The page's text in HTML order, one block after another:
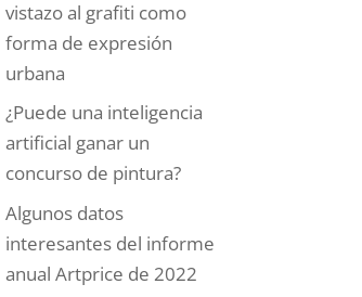
vistazo al grafiti como
forma de expresión
urbana
¿Puede una inteligencia
artificial ganar un
concurso de pintura?
Algunos datos
interesantes del informe
anual Artprice de 2022